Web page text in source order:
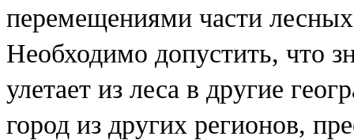
перемещениями части
Необходимо допустить, что
улетает из леса в другие
город из других регионов,